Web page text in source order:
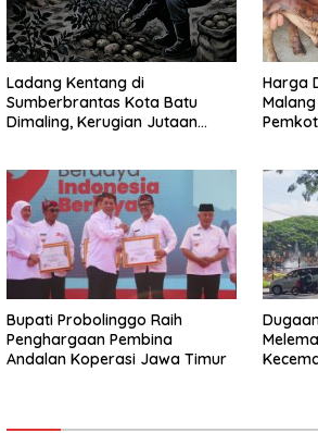
Ladang Kentang di
Sumberbrantas Kota Batu
Dimaling, Kerugian Jutaan
Harga
Malang
Bupati Probolinggo Raih
Penghargaan Pembina
Andalan Koperasi Jawa Timur